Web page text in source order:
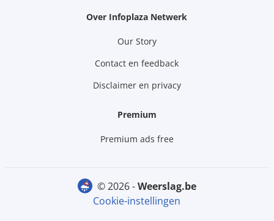
Over Infoplaza Netwerk
Our Story
Contact en feedback
Disclaimer en privacy
Premium
Premium ads free
© 2026 -
weerslag.be
Cookie-instellingen